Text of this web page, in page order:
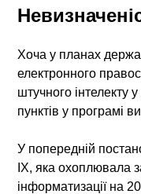
Хоча у планах
електронного
штучного інтелекту
пунктів у програмі
У попередній
IX, яка охоплювала
інформатизації на